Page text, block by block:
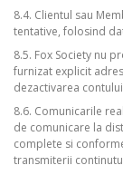
8.4. Clientul sau
tentative, folosind
8.5. Fox Society nu
furnizat explicit
dezactivarea
8.6. Comunicarile
de comunicare la
complete si
transmiterii